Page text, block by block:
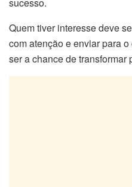
Quem tiver interesse deve
com atenção e enviar para
ser a chance de transformar